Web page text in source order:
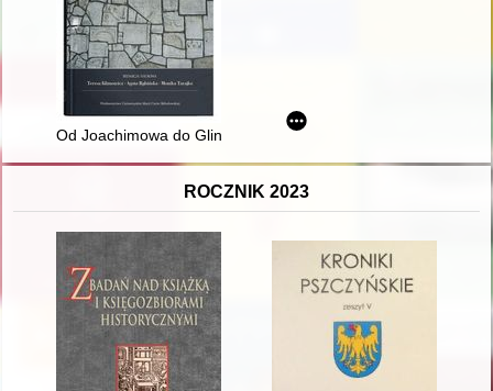
Od Joachimowa do Glinnej - wokół niemieckich cmentarzy
ROCZNIK 2023